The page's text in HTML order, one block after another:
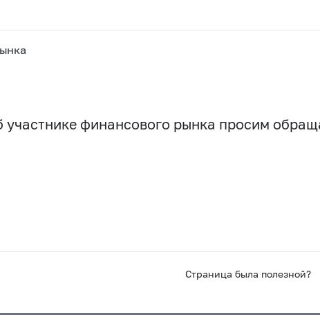
финансового рынка просим
Страница была полезной?